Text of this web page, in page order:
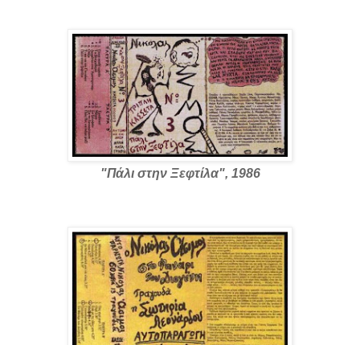
"Πάλι στην Ξεφτίλα", 1986